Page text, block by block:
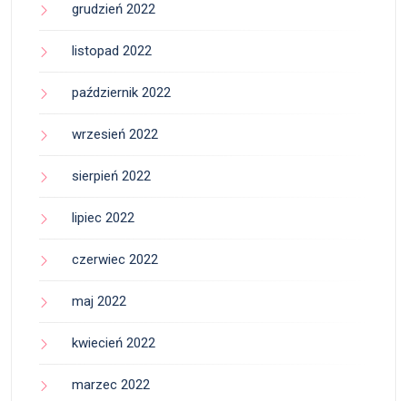
grudzień 2022
listopad 2022
październik 2022
wrzesień 2022
sierpień 2022
lipiec 2022
czerwiec 2022
maj 2022
kwiecień 2022
marzec 2022